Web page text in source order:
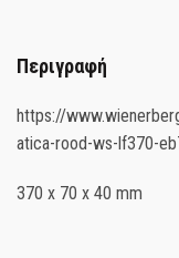
Περιγραφή
https://
atica-rood-ws-lf370-
370 x 70 x 40 mm